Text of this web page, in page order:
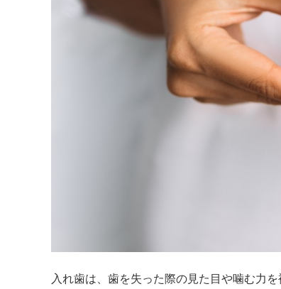
入れ歯は、歯を失った際の見た目や噛む力